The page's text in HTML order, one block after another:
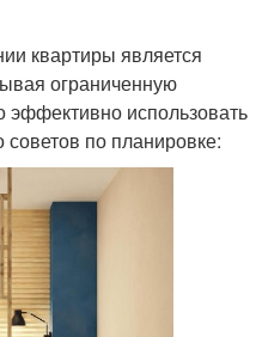
квартиры является
ограниченную
использовать
советов по планировке: